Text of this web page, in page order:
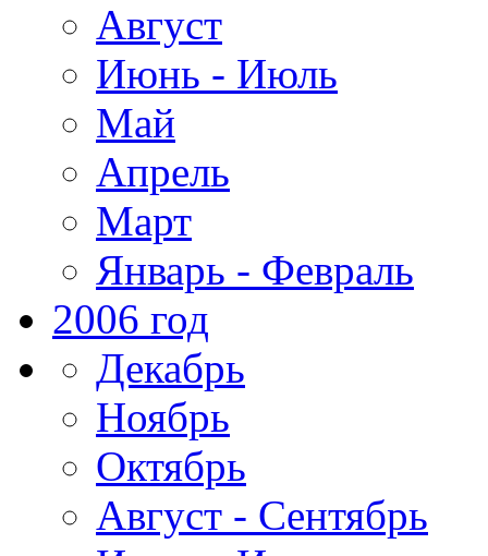
Август
Июнь - Июль
Май
Апрель
Март
Январь - Февраль
2006 год
Декабрь
Ноябрь
Октябрь
Август - Сентябрь